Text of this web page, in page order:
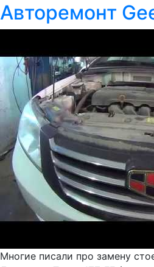
Авторемонт
Многие писали про замену